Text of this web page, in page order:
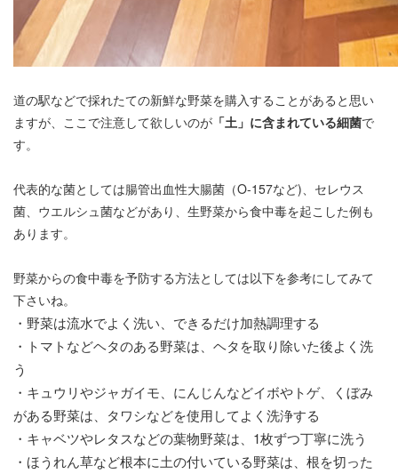
道の駅などで採れたての新鮮な野菜を購入することがあると思い
ますが、ここで注意して欲しいのが 「土」に含まれている細菌で
す。
代表的な菌としては腸管出血性大腸菌（O-157など)、セレウス
菌、ウエルシュ菌などがあり、生野菜から食中毒を起こした例も
あります。
野菜からの食中毒を予防する方法としては以下を参考にしてみて
下さいね。
・野菜は流水でよく洗い、できるだけ加熱調理する
・トマトなどヘタのある野菜は、ヘタを取り除いた後よく洗
う
・キュウリやジャガイモ、にんじんなどイボやトゲ、くぼみ
がある野菜は、タワシなどを使用してよく洗浄する
・キャベツやレタスなどの葉物野菜は、1枚ずつ丁寧に洗う
・ほうれん草など根本に土の付いている野菜は、根を切った